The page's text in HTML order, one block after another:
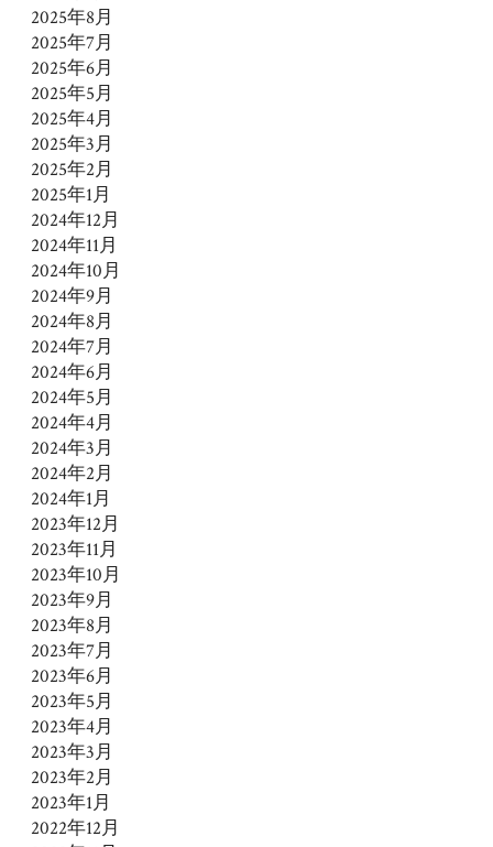
2025年8月
2025年7月
2025年6月
2025年5月
2025年4月
2025年3月
2025年2月
2025年1月
2024年12月
2024年11月
2024年10月
2024年9月
2024年8月
2024年7月
2024年6月
2024年5月
2024年4月
2024年3月
2024年2月
2024年1月
2023年12月
2023年11月
2023年10月
2023年9月
2023年8月
2023年7月
2023年6月
2023年5月
2023年4月
2023年3月
2023年2月
2023年1月
2022年12月